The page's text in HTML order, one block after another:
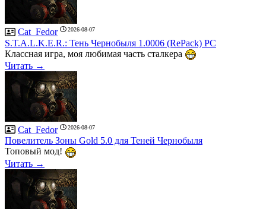
Cat_Fedor 2026-08-07
S.T.A.L.K.E.R.: Тень Чернобыля 1.0006 (RePack) PC
Классная игра, моя любимая часть сталкера
Читать →
Cat_Fedor 2026-08-07
Повелитель Зоны Gold 5.0 для Теней Чернобыля
Топовый мод!
Читать →